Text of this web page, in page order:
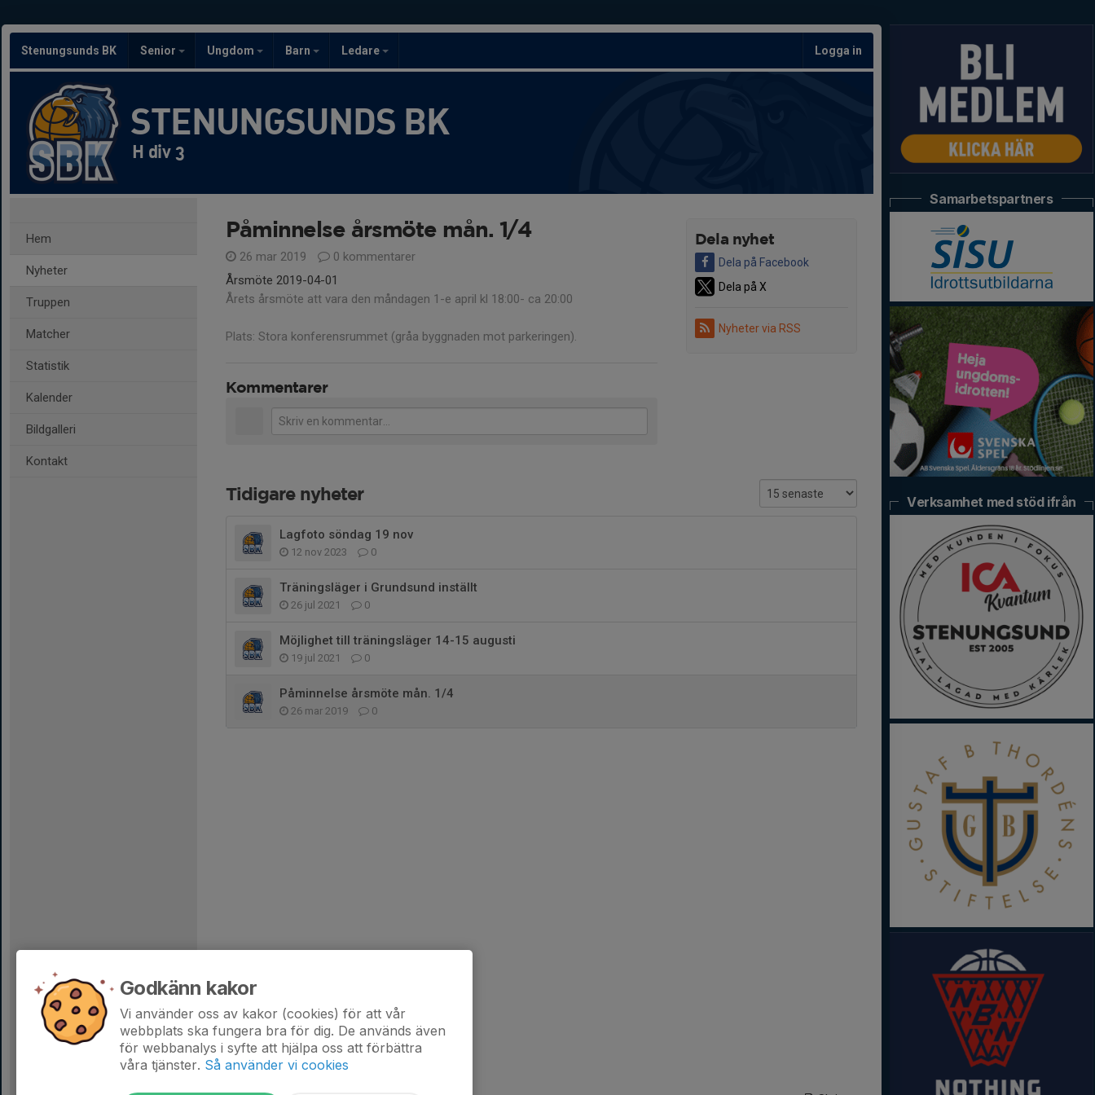
Stenungsunds BK Senior Ungdom Barn Ledare Logga in
STENUNGSUNDS BK
H div 3
Hem
Nyheter
Truppen
Matcher
Statistik
Kalender
Bildgalleri
Kontakt
Dela nyhet
Dela på Facebook
Dela på X
Nyheter via RSS
Påminnelse årsmöte mån. 1/4
26 mar 2019
0 kommentarer
Årsmöte 2019-04-01
Årets årsmöte att vara den måndagen 1-e april kl 18:00- ca 20:00
Plats: Stora konferensrummet (gråa byggnaden mot parkeringen).
Kommentarer
Tidigare nyheter
Lagfoto söndag 19 nov
12 nov 2023 0
Träningsläger i Grundsund inställt
26 jul 2021 0
Möjlighet till träningsläger 14-15 augusti
19 jul 2021 0
Påminnelse årsmöte mån. 1/4
26 mar 2019 0
Samarbetspartners
Verksamhet med stöd ifrån
Godkänn kakor
Vi använder oss av kakor (cookies) för att vår
webbplats ska fungera bra för dig. De används även
för webbanalys i syfte att hjälpa oss att förbättra
våra tjänster. Så använder vi cookies